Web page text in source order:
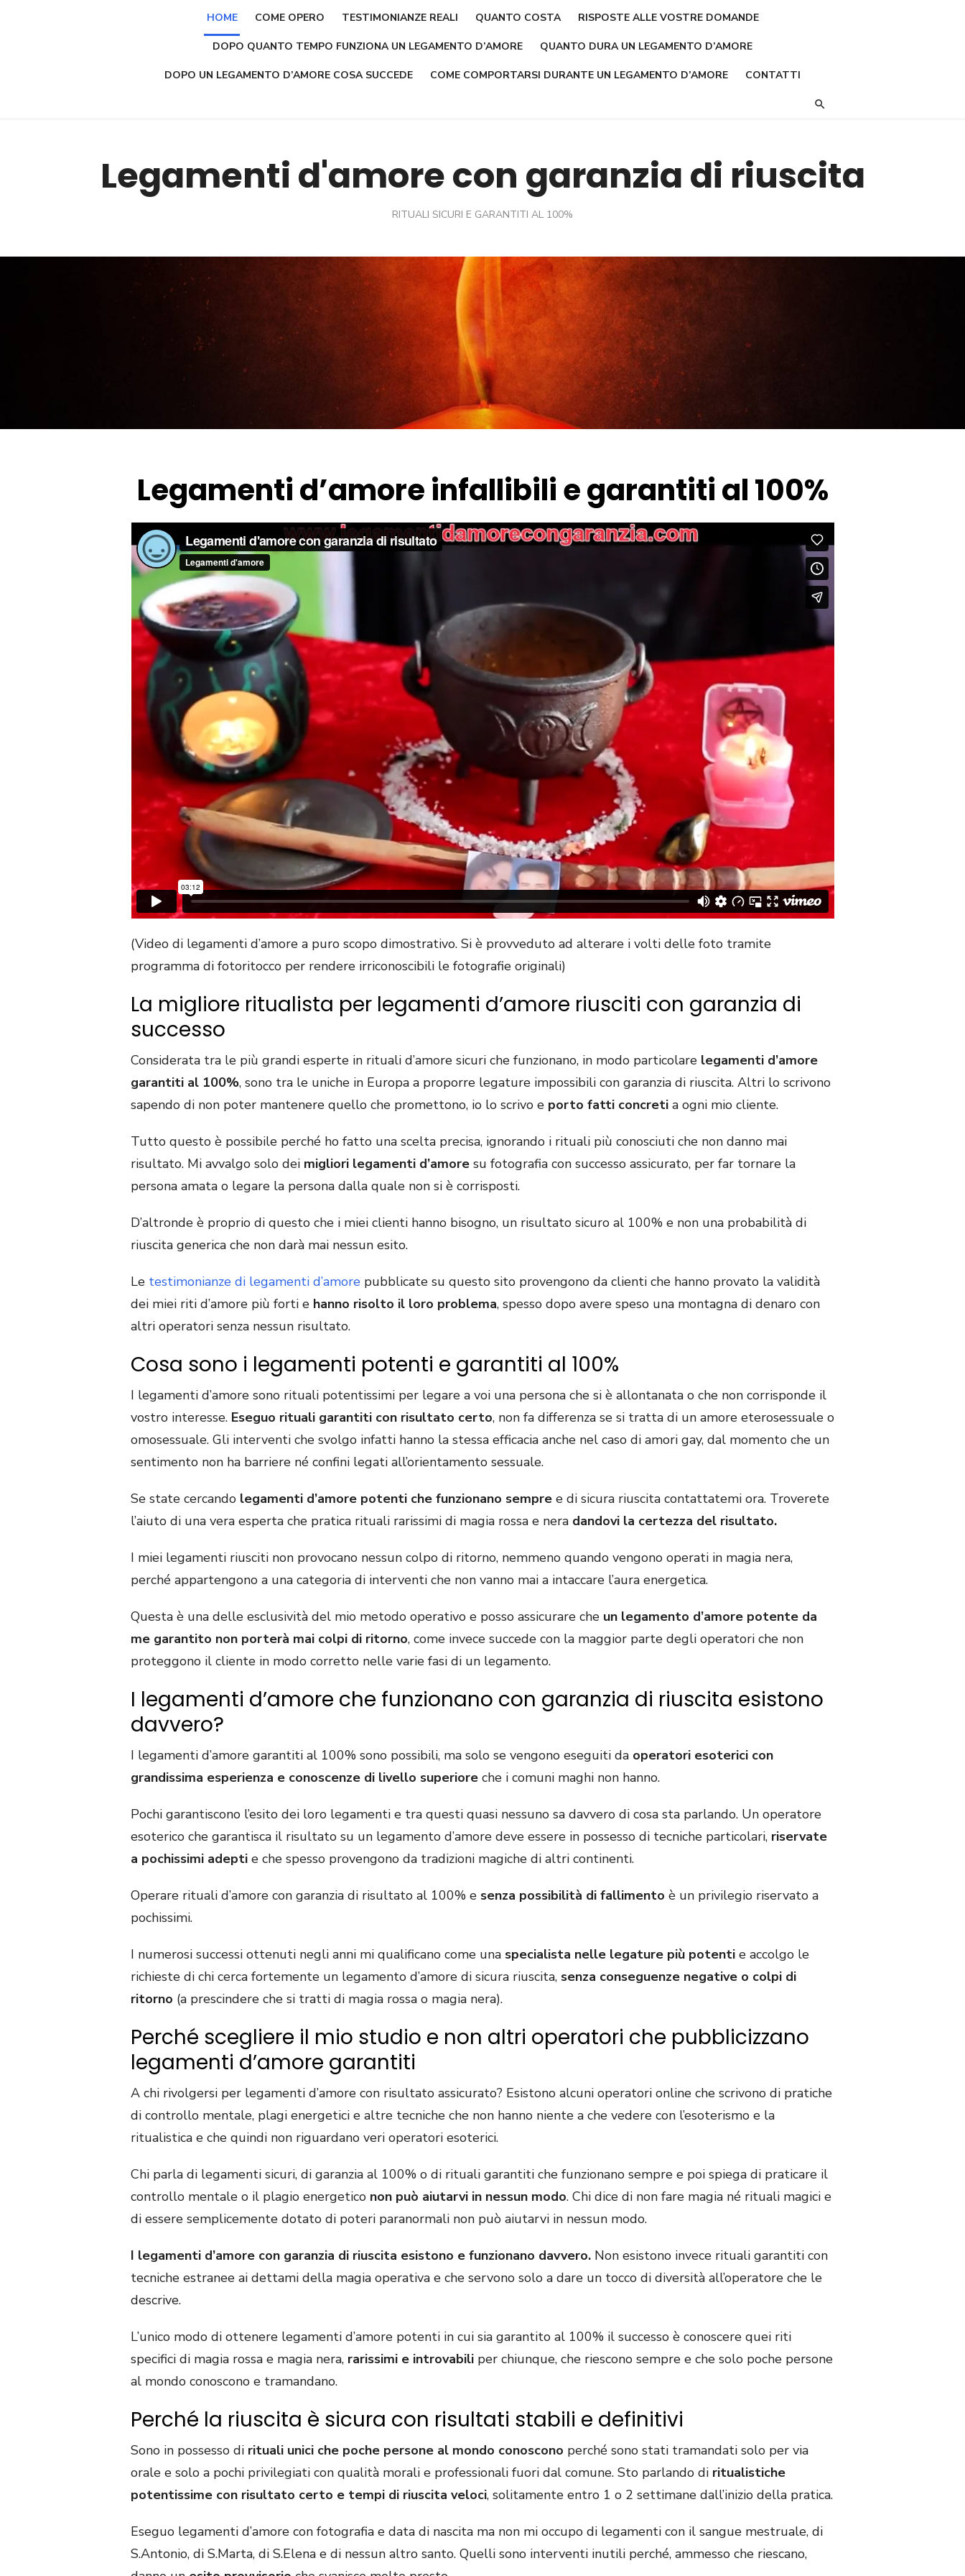
HOME COME OPERO TESTIMONIANZE REALI QUANTO COSTA RISPOSTE ALLE VOSTRE DOMANDE
DOPO QUANTO TEMPO FUNZIONA UN LEGAMENTO D’AMORE QUANTO DURA UN LEGAMENTO D’AMORE
DOPO UN LEGAMENTO D’AMORE COSA SUCCEDE COME COMPORTARSI DURANTE UN LEGAMENTO D’AMORE CONTATTI
Legamenti d'amore con garanzia di riuscita
RITUALI SICURI E GARANTITI AL 100%
Legamenti d’amore infallibili e garantiti al 100%
(Video di legamenti d’amore a puro scopo dimostrativo. Si è provveduto ad alterare i volti delle foto tramite
programma di fotoritocco per rendere irriconoscibili le fotografie originali)
La migliore ritualista per legamenti d’amore riusciti con garanzia di
successo
Considerata tra le più grandi esperte in rituali d’amore sicuri che funzionano, in modo particolare legamenti d’amore
garantiti al 100%, sono tra le uniche in Europa a proporre legature impossibili con garanzia di riuscita. Altri lo scrivono
sapendo di non poter mantenere quello che promettono, io lo scrivo e porto fatti concreti a ogni mio cliente.
Tutto questo è possibile perché ho fatto una scelta precisa, ignorando i rituali più conosciuti che non danno mai
risultato. Mi avvalgo solo dei migliori legamenti d’amore su fotografia con successo assicurato, per far tornare la
persona amata o legare la persona dalla quale non si è corrisposti.
D’altronde è proprio di questo che i miei clienti hanno bisogno, un risultato sicuro al 100% e non una probabilità di
riuscita generica che non darà mai nessun esito.
Le testimonianze di legamenti d’amore pubblicate su questo sito provengono da clienti che hanno provato la validità
dei miei riti d’amore più forti e hanno risolto il loro problema, spesso dopo avere speso una montagna di denaro con
altri operatori senza nessun risultato.
Cosa sono i legamenti potenti e garantiti al 100%
I legamenti d’amore sono rituali potentissimi per legare a voi una persona che si è allontanata o che non corrisponde il
vostro interesse. Eseguo rituali garantiti con risultato certo, non fa differenza se si tratta di un amore eterosessuale o
omosessuale. Gli interventi che svolgo infatti hanno la stessa efficacia anche nel caso di amori gay, dal momento che un
sentimento non ha barriere né confini legati all’orientamento sessuale.
Se state cercando legamenti d’amore potenti che funzionano sempre e di sicura riuscita contattatemi ora. Troverete
l’aiuto di una vera esperta che pratica rituali rarissimi di magia rossa e nera dandovi la certezza del risultato.
I miei legamenti riusciti non provocano nessun colpo di ritorno, nemmeno quando vengono operati in magia nera,
perché appartengono a una categoria di interventi che non vanno mai a intaccare l’aura energetica.
Questa è una delle esclusività del mio metodo operativo e posso assicurare che un legamento d’amore potente da
me garantito non porterà mai colpi di ritorno, come invece succede con la maggior parte degli operatori che non
proteggono il cliente in modo corretto nelle varie fasi di un legamento.
I legamenti d’amore che funzionano con garanzia di riuscita esistono
davvero?
I legamenti d’amore garantiti al 100% sono possibili, ma solo se vengono eseguiti da operatori esoterici con
grandissima esperienza e conoscenze di livello superiore che i comuni maghi non hanno.
Pochi garantiscono l’esito dei loro legamenti e tra questi quasi nessuno sa davvero di cosa sta parlando. Un operatore
esoterico che garantisca il risultato su un legamento d’amore deve essere in possesso di tecniche particolari, riservate
a pochissimi adepti e che spesso provengono da tradizioni magiche di altri continenti.
Operare rituali d’amore con garanzia di risultato al 100% e senza possibilità di fallimento è un privilegio riservato a
pochissimi.
I numerosi successi ottenuti negli anni mi qualificano come una specialista nelle legature più potenti e accolgo le
richieste di chi cerca fortemente un legamento d’amore di sicura riuscita, senza conseguenze negative o colpi di
ritorno (a prescindere che si tratti di magia rossa o magia nera).
Perché scegliere il mio studio e non altri operatori che pubblicizzano
legamenti d’amore garantiti
A chi rivolgersi per legamenti d’amore con risultato assicurato? Esistono alcuni operatori online che scrivono di pratiche
di controllo mentale, plagi energetici e altre tecniche che non hanno niente a che vedere con l’esoterismo e la
ritualistica e che quindi non riguardano veri operatori esoterici.
Chi parla di legamenti sicuri, di garanzia al 100% o di rituali garantiti che funzionano sempre e poi spiega di praticare il
controllo mentale o il plagio energetico non può aiutarvi in nessun modo. Chi dice di non fare magia né rituali magici e
di essere semplicemente dotato di poteri paranormali non può aiutarvi in nessun modo.
I legamenti d’amore con garanzia di riuscita esistono e funzionano davvero. Non esistono invece rituali garantiti con
tecniche estranee ai dettami della magia operativa e che servono solo a dare un tocco di diversità all’operatore che le
descrive.
L’unico modo di ottenere legamenti d’amore potenti in cui sia garantito al 100% il successo è conoscere quei riti
specifici di magia rossa e magia nera, rarissimi e introvabili per chiunque, che riescono sempre e che solo poche persone
al mondo conoscono e tramandano.
Perché la riuscita è sicura con risultati stabili e definitivi
Sono in possesso di rituali unici che poche persone al mondo conoscono perché sono stati tramandati solo per via
orale e solo a pochi privilegiati con qualità morali e professionali fuori dal comune. Sto parlando di ritualistiche
potentissime con risultato certo e tempi di riuscita veloci, solitamente entro 1 o 2 settimane dall’inizio della pratica.
Eseguo legamenti d’amore con fotografia e data di nascita ma non mi occupo di legamenti con il sangue mestruale, di
S.Antonio, di S.Marta, di S.Elena e di nessun altro santo. Quelli sono interventi inutili perché, ammesso che riescano,